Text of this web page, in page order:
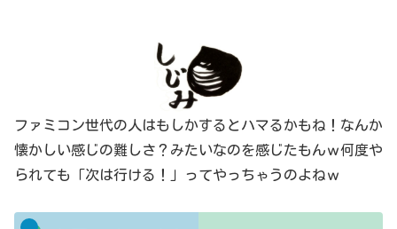
ファミコン世代の人はもしかするとハマるかもね！なんか
懐かしい感じの難しさ？みたいなのを感じたもんｗ何度や
られても「次は行ける！」ってやっちゃうのよねｗ